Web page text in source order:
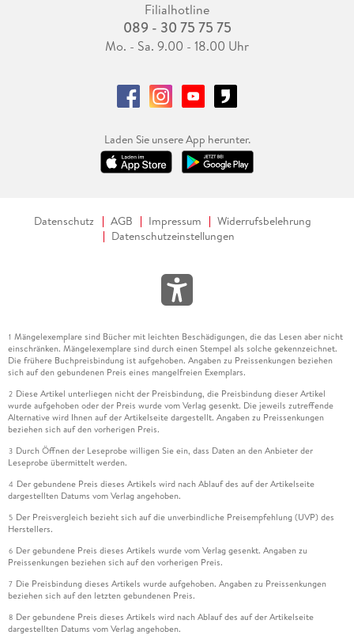
Filialhotline
089 - 30 75 75 75
Mo. - Sa. 9.00 - 18.00 Uhr
Laden Sie unsere App herunter.
Datenschutz AGB Impressum
Widerrufsbelehrung
Datenschutzeinstellungen
1 Mängelexemplare sind Bücher mit leichten Beschädigungen, die das Lesen aber nicht
einschränken. Mängelexemplare sind durch einen Stempel als solche gekennzeichnet.
Die frühere Buchpreisbindung ist aufgehoben. Angaben zu Preissenkungen beziehen
sich auf den gebundenen Preis eines mangelfreien Exemplars.
2 Diese Artikel unterliegen nicht der Preisbindung, die Preisbindung dieser Artikel
wurde aufgehoben oder der Preis wurde vom Verlag gesenkt. Die jeweils zutreffende
Alternative wird Ihnen auf der Artikelseite dargestellt. Angaben zu Preissenkungen
beziehen sich auf den vorherigen Preis.
3 Durch Öffnen der Leseprobe willigen Sie ein, dass Daten an den Anbieter der
Leseprobe übermittelt werden.
4 Der gebundene Preis dieses Artikels wird nach Ablauf des auf der Artikelseite
dargestellten Datums vom Verlag angehoben.
5 Der Preisvergleich bezieht sich auf die unverbindliche Preisempfehlung (UVP) des
Herstellers.
6 Der gebundene Preis dieses Artikels wurde vom Verlag gesenkt. Angaben zu
Preissenkungen beziehen sich auf den vorherigen Preis.
7 Die Preisbindung dieses Artikels wurde aufgehoben. Angaben zu Preissenkungen
beziehen sich auf den letzten gebundenen Preis.
8 Der gebundene Preis dieses Artikels wird nach Ablauf des auf der Artikelseite
dargestellten Datums vom Verlag angehoben.